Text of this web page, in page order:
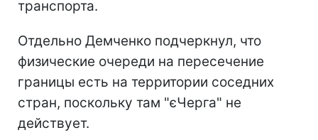
транспорта.
Отдельно Демченко подчеркнул, что
физические очереди на пересечение
границы есть на территории соседних
стран, поскольку там "єЧерга" не
действует.